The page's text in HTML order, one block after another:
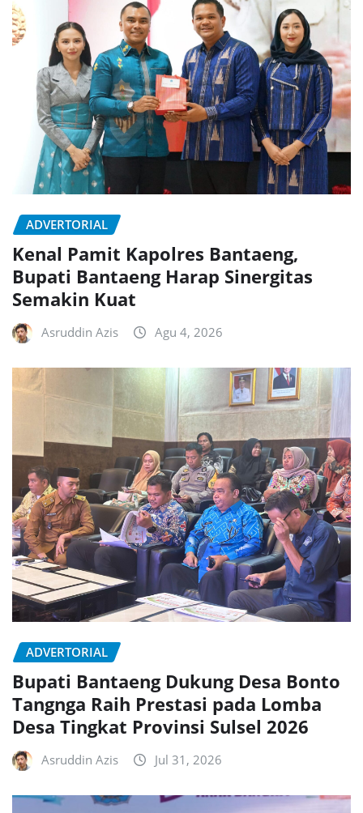
ADVERTORIAL
Kenal Pamit Kapolres Bantaeng,
Bupati Bantaeng Harap Sinergitas
Semakin Kuat
Asruddin Azis Agu 4, 2026
ADVERTORIAL
Bupati Bantaeng Dukung Desa Bonto
Tangnga Raih Prestasi pada Lomba
Desa Tingkat Provinsi Sulsel 2026
Asruddin Azis Jul 31, 2026